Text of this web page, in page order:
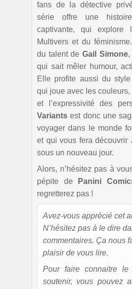
fans de la détective
série offre une
captivante, qui explore
Multivers et du
du talent de Gail Simone,
qui sait mêler humour,
Elle profite aussi du
qui joue avec les
et l’expressivité des
Variants est donc une
voyager dans le monde
et qui vous fera découvrir
sous un nouveau jour.
Alors, n’hésitez pas à
pépite de
Panini
regretterez pas !
Avez-vous apprécié cet
N’hésitez pas à le dire
commentaires. Ça nous
plaisir de vous lire.
Pour faire connaitre
soutenir, vous pouvez